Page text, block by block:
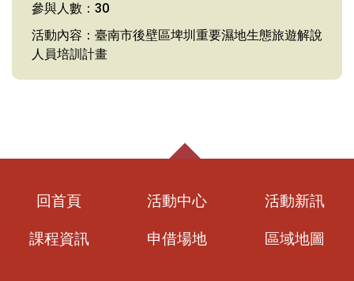
參與人數：30
活動內容：臺南市後壁區埤圳重要濕地生態旅遊解說
人員培訓計畫
回首頁 活動中心 活動新訊
課程資訊 申借場地 區域地圖